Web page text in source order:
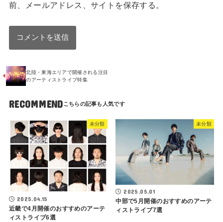
前、メールアドレス、サイトを保存する。
北陸・東海エリアで開催される注目
のアーティストライブ特集
RECOMMEND
未分類
2025.04.15
近畿で4月開催のおすすめのアーテ
ィストライブ6選
未分類
2025.05.01
中部で5月開催のおすすめのアーテ
ィストライブ7選